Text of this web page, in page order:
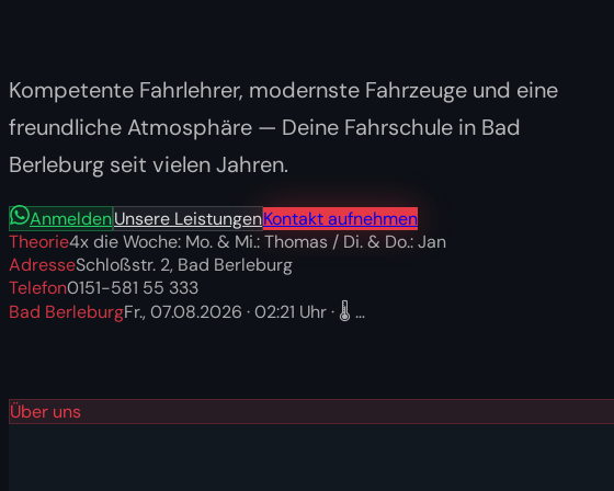
Kompetente Fahrlehrer, modernste Fahrzeuge und eine
freundliche Atmosphäre — Deine Fahrschule in Bad
Berleburg seit vielen Jahren.
AnmeldenUnsere LeistungenKontakt aufnehmen
Theorie4x die Woche: Mo. & Mi.: Thomas / Di. & Do.: Jan
AdresseSchloßstr. 2, Bad Berleburg
Telefon0151-581 55 333
Bad BerleburgFr., 07.08.2026 ·02:21 Uhr · 🌡️ …
Über uns